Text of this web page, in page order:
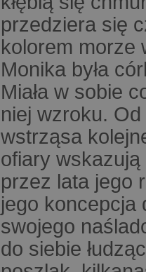
przedziera się
kolorem morze
Monika była
Miała w sobie
niej wzroku.
wstrząsa
ofiary
przez lata jego
jego koncepcja
swojego
do siebie